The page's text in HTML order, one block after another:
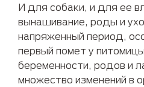
И для собаки, и для ее
вынашивание, роды и
напряженный период,
первый помет у
беременности, родов и
множество изменений в